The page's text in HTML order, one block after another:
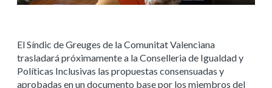
El Síndic de Greuges de la Comunitat Valenciana
trasladará próximamente a la Conselleria de Igualdad y
Políticas Inclusivas las propuestas consensuadas y
aprobadas en un documento base por los miembros del